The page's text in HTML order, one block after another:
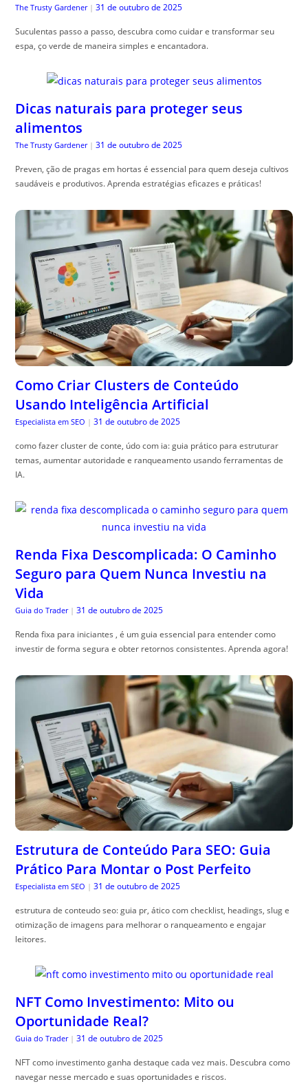
The Trusty Gardener | 31 de outubro de 2025
Suculentas passo a passo, descubra como cuidar e transformar seu
espa, ço verde de maneira simples e encantadora.
Dicas naturais para proteger seus
alimentos
The Trusty Gardener | 31 de outubro de 2025
Preven, ção de pragas em hortas é essencial para quem deseja cultivos
saudáveis e produtivos. Aprenda estratégias eficazes e práticas!
Como Criar Clusters de Conteúdo
Usando Inteligência Artificial
Especialista em SEO | 31 de outubro de 2025
como fazer cluster de conte, údo com ia: guia prático para estruturar
temas, aumentar autoridade e ranqueamento usando ferramentas de
IA.
Renda Fixa Descomplicada: O Caminho
Seguro para Quem Nunca Investiu na
Vida
Guia do Trader | 31 de outubro de 2025
Renda fixa para iniciantes , é um guia essencial para entender como
investir de forma segura e obter retornos consistentes. Aprenda agora!
Estrutura de Conteúdo Para SEO: Guia
Prático Para Montar o Post Perfeito
Especialista em SEO | 31 de outubro de 2025
estrutura de conteudo seo: guia pr, ático com checklist, headings, slug e
otimização de imagens para melhorar o ranqueamento e engajar
leitores.
NFT Como Investimento: Mito ou
Oportunidade Real?
Guia do Trader | 31 de outubro de 2025
NFT como investimento ganha destaque cada vez mais. Descubra como
navegar nesse mercado e suas oportunidades e riscos.